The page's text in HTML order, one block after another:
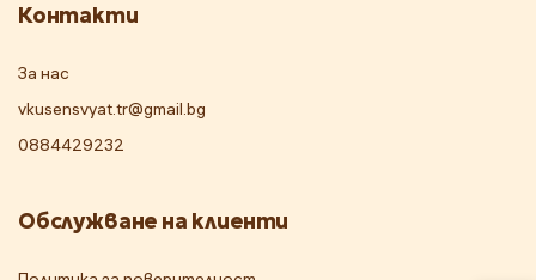
Контакти
За нас
vkusensvyat.tr@gmail.bg
0884429232
Обслужване на клиенти